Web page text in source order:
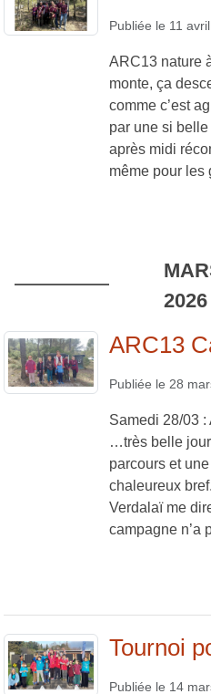
Publiée le 11
ARC13 nature
monte, ça
comme c’est
par une si
après midi
même pour les
2026
ARC13
Publiée le 28
Samedi 28/03
…très belle
parcours et
chaleureux
Verdalaï me
campagne n’a
Tournoi
Publiée le 14